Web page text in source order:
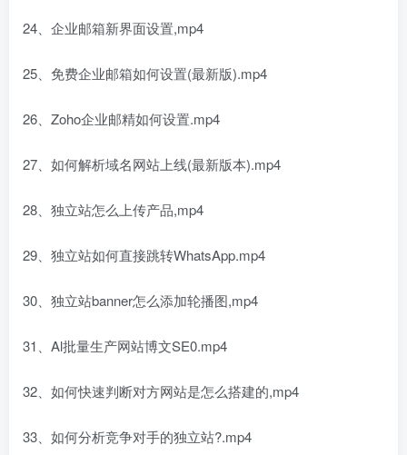
24、企业邮箱新界面设置,mp4
25、免费企业邮箱如何设置(最新版).mp4
26、Zoho企业邮精如何设置.mp4
27、如何解析域名网站上线(最新版本).mp4
28、独立站怎么上传产品,mp4
29、独立站如何直接跳转WhatsApp.mp4
30、独立站banner怎么添加轮播图,mp4
31、Al批量生产网站博文SE0.mp4
32、如何快速判断对方网站是怎么搭建的,mp4
33、如何分析竞争对手的独立站?.mp4